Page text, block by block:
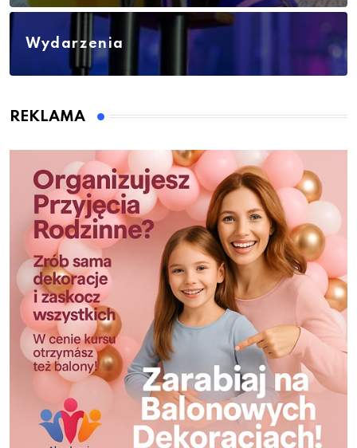
Wydarzenia
REKLAMA